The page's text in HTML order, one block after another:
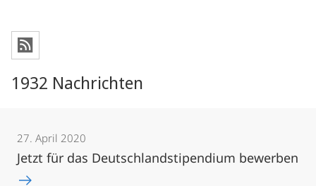
1932 Nachrichten
27. April 2020
Jetzt für das Deutschlandstipendium bewerben